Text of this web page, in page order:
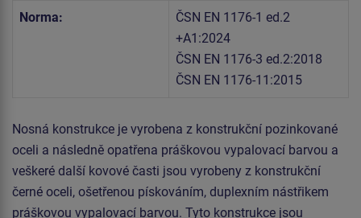
Norma:
ČSN EN 1176-1 ed.2
+A1:2024
ČSN EN 1176-3 ed.2:2018
ČSN EN 1176-11:2015
Nosná konstrukce je vyrobena z konstrukční pozinkované
oceli a následně opatřena práškovou vypalovací barvou a
veškeré další kovové časti jsou vyrobeny z konstrukční
černé oceli, ošetřenou pískováním, duplexním nástřikem
práškovou vypalovací barvou. Tyto konstrukce jsou